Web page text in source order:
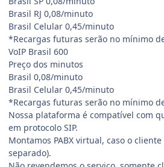
Brasil RJ 0,08/minuto
Brasil Celular 0,45/minuto
*Recargas futuras serão no mínimo
VoIP Brasil 600
Preço dos minutos
Brasil 0,08/minuto
Brasil Celular 0,45/minuto
*Recargas futuras serão no mínimo
Nossa plataforma é compatível com
em protocolo SIP.
Montamos PABX virtual, caso o
separado).